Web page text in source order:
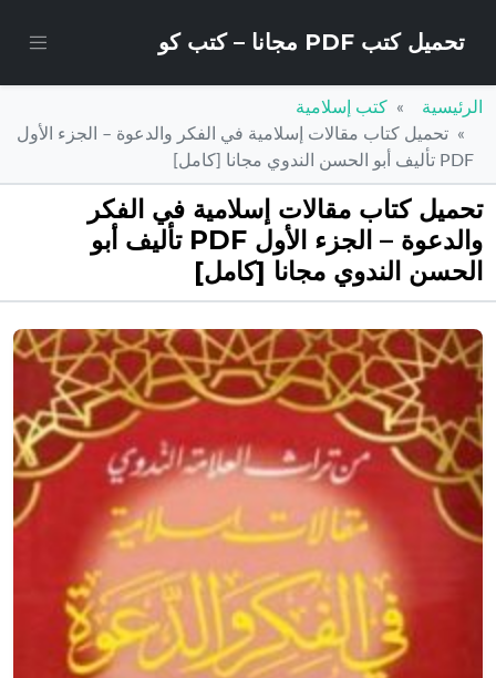
تحميل كتب PDF مجانا – كتب كو
الرئيسية
كتب إسلامية
تحميل كتاب مقالات إسلامية في الفكر والدعوة – الجزء الأول
PDF تأليف أبو الحسن الندوي مجانا [كامل]
تحميل كتاب مقالات إسلامية في الفكر
والدعوة – الجزء الأول PDF تأليف أبو
الحسن الندوي مجانا [كامل]